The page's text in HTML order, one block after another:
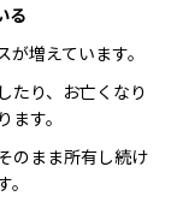
る
増えています。
たり、お亡くなり
す。
のまま所有し続け